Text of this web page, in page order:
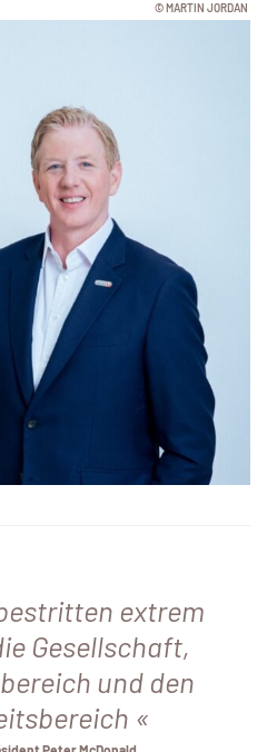
© MARTIN JORDAN
extrem
Gesellschaft,
und den